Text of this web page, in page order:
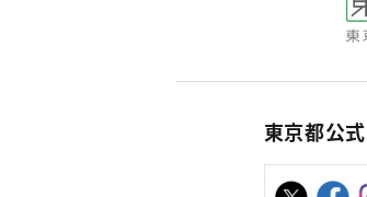
東京都公